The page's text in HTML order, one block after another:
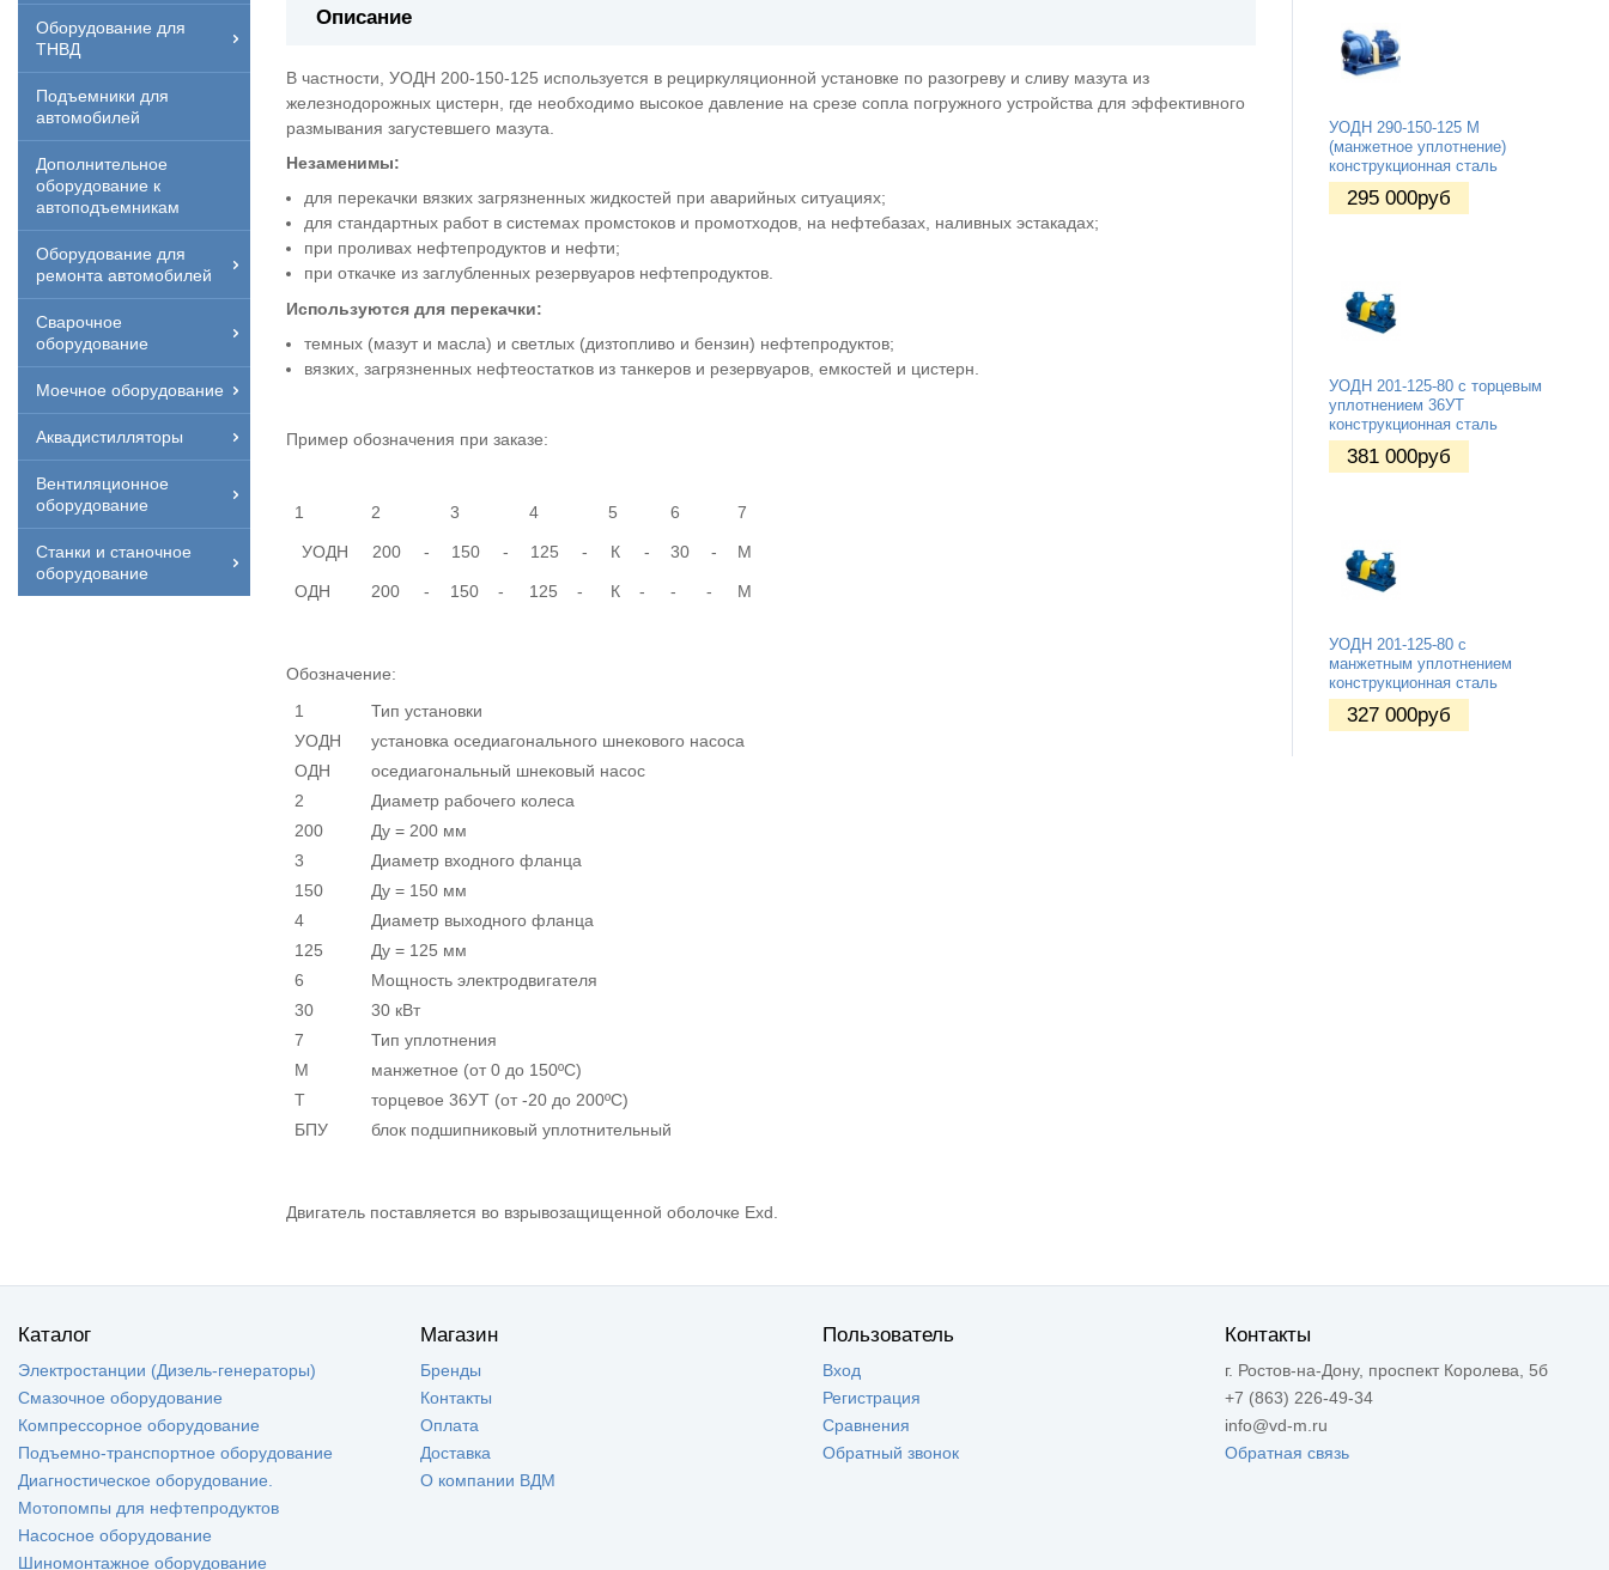
Оборудование для
ТНВД
Подъемники для
автомобилей
Дополнительное
оборудование к
автоподъемникам
Оборудование для
ремонта автомобилей
Сварочное
оборудование
Моечное оборудование
Аквадистилляторы
Вентиляционное
оборудование
Станки и станочное
оборудование
Описание
В частности, УОДН 200-150-125 используется в рециркуляционной установке по разогреву и сливу мазута из
железнодорожных цистерн, где необходимо высокое давление на срезе сопла погружного устройства для эффективного
размывания загустевшего мазута.
Незаменимы:
для перекачки вязких загрязненных жидкостей при аварийных ситуациях;
для стандартных работ в системах промстоков и промотходов, на нефтебазах, наливных эстакадах;
при проливах нефтепродуктов и нефти;
при откачке из заглубленных резервуаров нефтепродуктов.
Используются для перекачки:
темных (мазут и масла) и светлых (дизтопливо и бензин) нефтепродуктов;
вязких, загрязненных нефтеостатков из танкеров и резервуаров, емкостей и цистерн.
Пример обозначения при заказе:
1 2 3 4 5 6 7
УОДН 200 - 150 - 125 - К - 30 - М
ОДН 200 - 150 - 125 - К - - - М
Обозначение:
1
Тип установки
УОДН
установка оседиагонального шнекового насоса
ОДН
оседиагональный шнековый насос
2
Диаметр рабочего колеса
200
Ду = 200 мм
3
Диаметр входного фланца
150
Ду = 150 мм
4
Диаметр выходного фланца
125
Ду = 125 мм
6
Мощность электродвигателя
30
30 кВт
7
Тип уплотнения
М
манжетное (от 0 до 150ºС)
Т
торцевое 36УТ (от -20 до 200ºС)
БПУ
блок подшипниковый уплотнительный
Двигатель поставляется во взрывозащищенной оболочке Exd.
УОДН 290-150-125 М
(манжетное уплотнение)
конструкционная сталь
295 000руб
УОДН 201-125-80 с торцевым
уплотнением 36УТ
конструкционная сталь
381 000руб
УОДН 201-125-80 с
манжетным уплотнением
конструкционная сталь
327 000руб
Каталог
Электростанции (Дизель-генераторы)
Смазочное оборудование
Компрессорное оборудование
Подъемно-транспортное оборудование
Диагностическое оборудование.
Мотопомпы для нефтепродуктов
Насосное оборудование
Шиномонтажное оборудование
Магазин
Бренды
Контакты
Оплата
Доставка
О компании ВДМ
Пользователь
Вход
Регистрация
Сравнения
Обратный звонок
Контакты
г. Ростов-на-Дону, проспект Королева, 5б
+7 (863) 226-49-34
info@vd-m.ru
Обратная связь